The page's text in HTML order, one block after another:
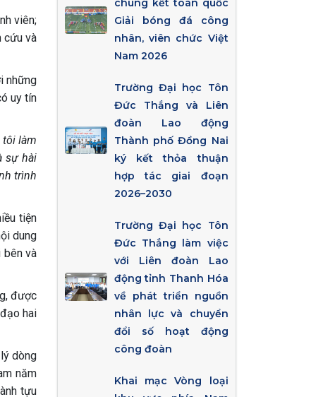
viên;
cứu và
những
uy tín
tôi làm
sự hài
trình
tiện
dung
bên và
được
hai
dòng
năm
tựu
chung kết toàn quốc
Giải bóng đá công
nhân, viên chức Việt
Nam 2026
Trường Đại học Tôn
Đức Thắng và Liên
đoàn Lao động
Thành phố Đồng Nai
ký kết thỏa thuận
hợp tác giai đoạn
2026–2030
Trường Đại học Tôn
Đức Thắng làm việc
với Liên đoàn Lao
động tỉnh Thanh Hóa
về phát triển nguồn
nhân lực và chuyển
đổi số hoạt động
công đoàn
Khai mạc Vòng loại